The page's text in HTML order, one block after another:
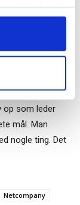
for sig selv
om man
projekt, skyder
op som leder
mål. Man
nogle ting. Det
Netcompany